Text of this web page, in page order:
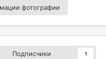
фотографии
Подписчики 1